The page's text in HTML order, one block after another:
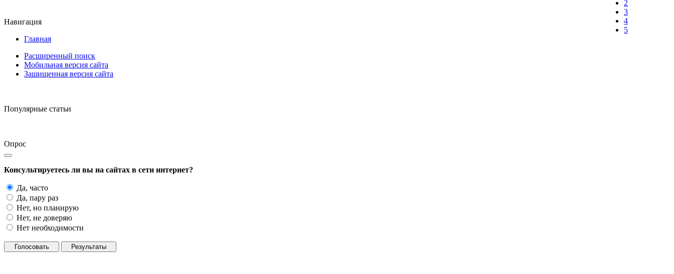
2
3
4
5
Навигация
Главная
Расширенный поиск
Мобильная версия сайта
Зашищенная версия сайта
Популярные статьи
Опрос
Консультируетесь ли вы на сайтах в сети интернет?
Да, часто
Да, пару раз
Нет, но планирую
Нет, не доверяю
Нет необходимости
Голосовать Результаты